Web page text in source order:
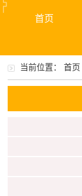
首页
当前位置：首页